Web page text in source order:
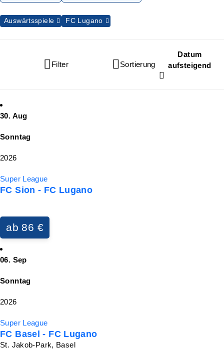
Filter Sortierung
Datum
aufsteigend
Auswärtsspiele FC Lugano
30. Aug
Sonntag
2026
Super League
FC Sion - FC Lugano
ab 86 €
06. Sep
Sonntag
2026
Super League
FC Basel - FC Lugano
St. Jakob-Park, Basel